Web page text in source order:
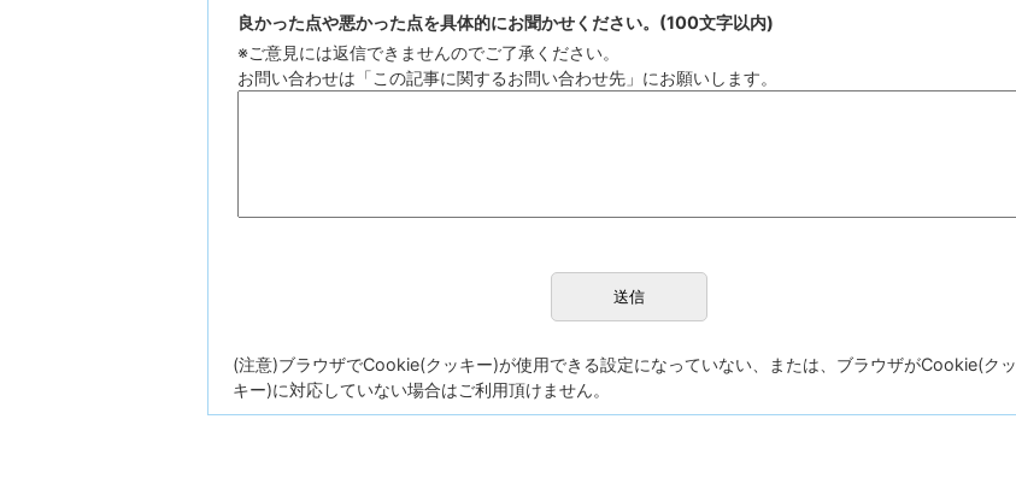
良かった点や悪かった点を具体的にお聞かせください。(100文字以内)
※ご意見には返信できませんのでご了承ください。
お問い合わせは「この記事に関するお問い合わせ先」にお願いします。
(注意)ブラウザでCookie(クッキー)が使用できる設定になっていない、または、ブラウザがCookie(クッ
キー)に対応していない場合はご利用頂けません。